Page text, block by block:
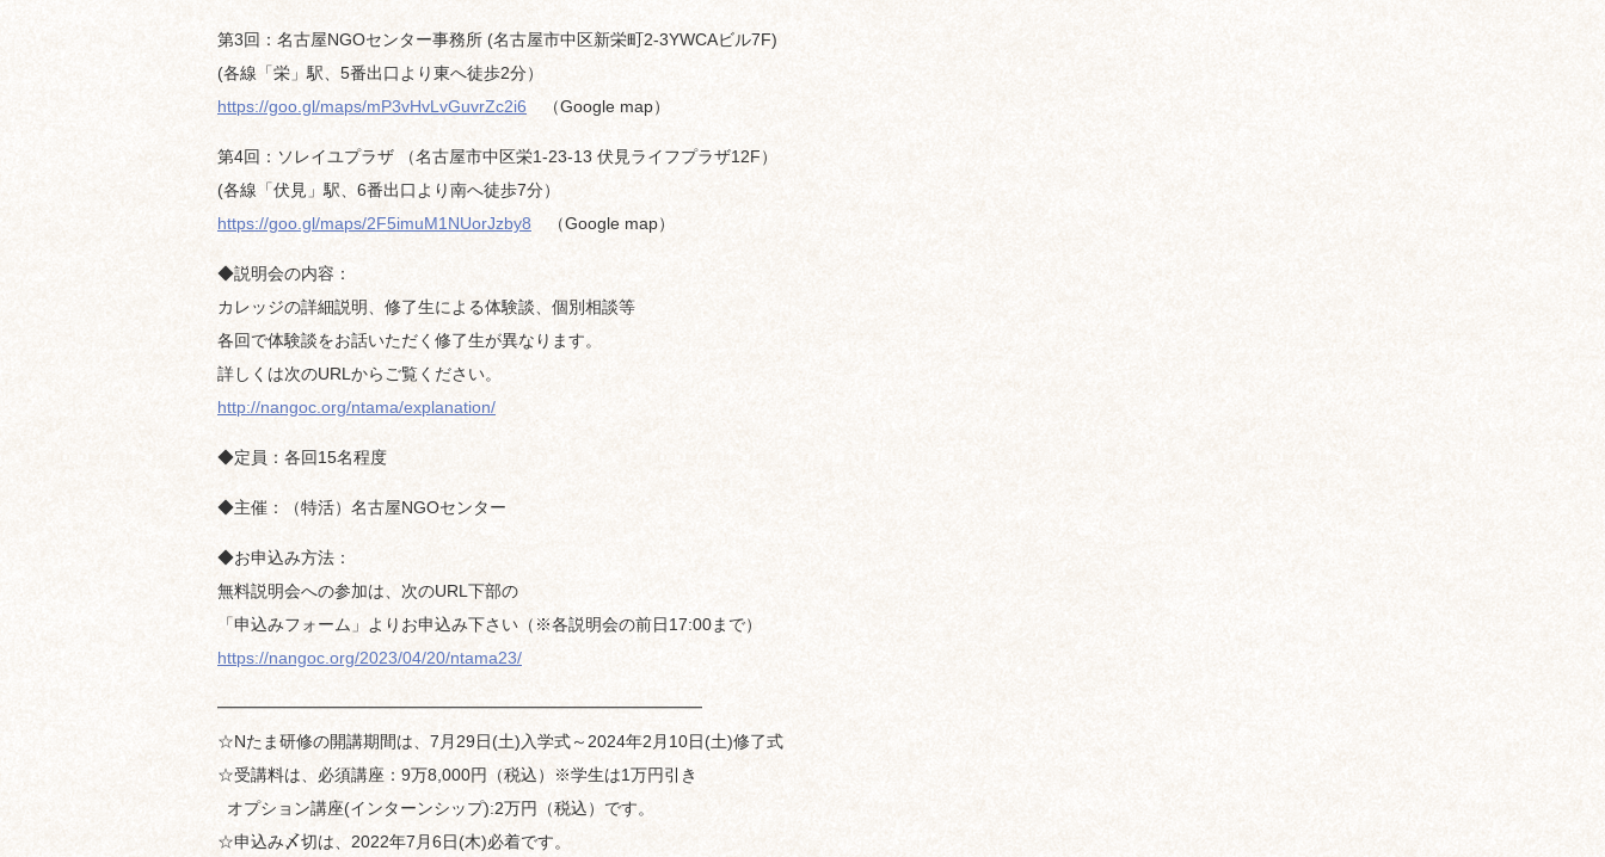
第3回：名古屋NGOセンター事務所 (名古屋市中区新栄町2-3YWCAビル7F)
(各線「栄」駅、5番出口より東へ徒歩2分）
https://goo.gl/maps/mP3vHvLvGuvrZc2i6 （Google map）
第4回：ソレイユプラザ （名古屋市中区栄1-23-13 伏見ライフプラザ12F）
(各線「伏見」駅、6番出口より南へ徒歩7分）
https://goo.gl/maps/2F5imuM1NUorJzby8 （Google map）
◆説明会の内容：
カレッジの詳細説明、修了生による体験談、個別相談等
各回で体験談をお話いただく修了生が異なります。
詳しくは次のURLからご覧ください。
http://nangoc.org/ntama/explanation/
◆定員：各回15名程度
◆主催：（特活）名古屋NGOセンター
◆お申込み方法：
無料説明会への参加は、次のURL下部の
「申込みフォーム」よりお申込み下さい（※各説明会の前日17:00まで）
https://nangoc.org/2023/04/20/ntama23/
━━━━━━━━━━━━━━━━━━━━━━━━━━━━━
☆Nたま研修の開講期間は、7月29日(土)入学式～2024年2月10日(土)修了式
☆受講料は、必須講座：9万8,000円（税込）※学生は1万円引き
オプション講座(インターンシップ):2万円（税込）です。
☆申込み〆切は、2022年7月6日(木)必着です。